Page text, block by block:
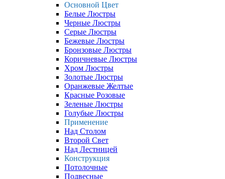
Основной Цвет
Белые Люстры
Черные Люстры
Серые Люстры
Бежевые Люстры
Бронзовые Люстры
Коричневые Люстры
Хром Люстры
Золотые Люстры
Оранжевые Желтые
Красные Розовые
Зеленые Люстры
Голубые Люстры
Применение
Над Столом
Второй Свет
Над Лестницей
Конструкция
Потолочные
Подвесные